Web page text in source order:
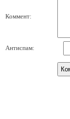
Коммент:
Антиспам: